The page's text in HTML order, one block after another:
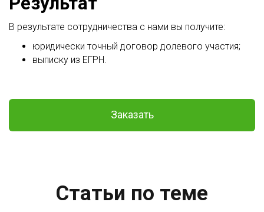
В результате сотрудничества с нами вы получите:
юридически точный договор долевого участия;
выписку из ЕГРН.
Заказать
Статьи по теме